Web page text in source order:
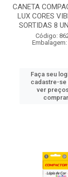
CANETA
LUX CORES
SORTIDAS 8
Código:
Embalagem:
Faça seu
cadastre-se
ver
comprar